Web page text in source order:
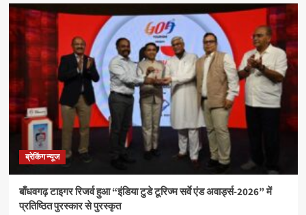
ब्रेकिंग न्यूज
बाँधवगढ़ टाइगर रिजर्व हुआ “इंडिया टुडे टूरिज्म सर्वे एंड अवार्ड्स-2026” में
प्रतिष्ठित पुरस्कार से पुरस्कृत